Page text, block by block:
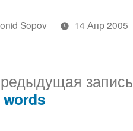
Sopov 14 Апр 2005
запись